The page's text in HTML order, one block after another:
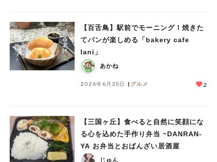
【百舌鳥】駅前でモーニング！焼きた
てパンが楽しめる「bakery cafe
lani」
あかね
2026年6月25日 グルメ 2
【三国ヶ丘】食べると自然に笑顔にな
る心を込めた手作り弁当 ~DANRAN-
YA お弁当とおばんざい居酒屋
じゅん